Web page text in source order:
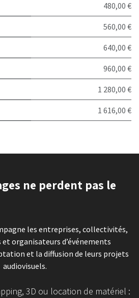
480,00 €
560,00 €
640,00 €
960,00 €
1 280,00 €
1 616,00 €
ne perdent pas le
les entreprises, collectivités,
et organisateurs d’événements
et la diffusion de leurs projets
audiovisuels.
3D ou location de matériel :